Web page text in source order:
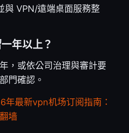
與 VPN/遠端桌面服務整
年以上？
，或依公司治理與審計要
門確認。
年最新vpn机场订阅指南：
墙